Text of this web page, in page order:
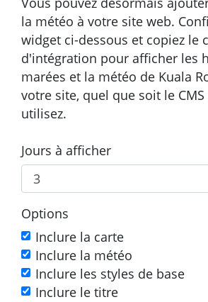
la météo à votre site web.
widget ci-dessous et copiez le
d'intégration pour afficher les
marées et la météo de Kuala
votre site, quel que soit le
utilisez.
Jours à afficher
Options
Inclure la carte
Inclure la météo
Inclure les styles de base
Inclure le titre